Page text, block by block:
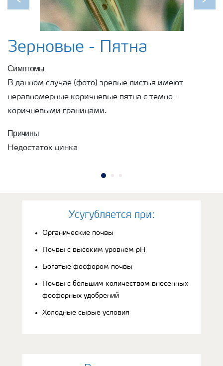
Previous Next
Зерновые - Пятна
Симптомы
В данном случае (фото) зрелые листья имеют
неравномерные коричневые пятна с темно-
коричневыми границами.
Причины
Недостаток цинка
Усугубляется при:
Органические почвы
Почвы с высоким уровнем рН
Богатые фосфором почвы
Почвы с большим количеством внесенных
фосфорных удобрений
Холодные сырые условия